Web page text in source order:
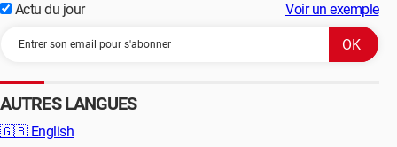
Actu du jour Voir un exemple
AUTRES LANGUES
🇬🇧 English